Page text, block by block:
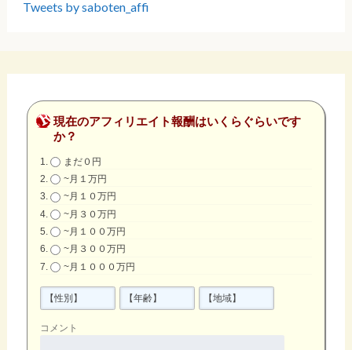
Tweets by saboten_affi
現在のアフィリエイト報酬はいくらぐらいです
か？
まだ０円
~月１万円
~月１０万円
~月３０万円
~月１００万円
~月３００万円
~月１０００万円
コメント